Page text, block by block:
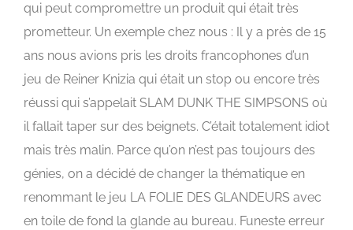
qui peut compromettre un produit qui était très
prometteur. Un exemple chez nous : Il y a près de 15
ans nous avions pris les droits francophones d’un
jeu de Reiner Knizia qui était un stop ou encore très
réussi qui s’appelait SLAM DUNK THE SIMPSONS où
il fallait taper sur des beignets. C’était totalement idiot
mais très malin. Parce qu’on n’est pas toujours des
génies, on a décidé de changer la thématique en
renommant le jeu LA FOLIE DES GLANDEURS avec
en toile de fond la glande au bureau. Funeste erreur